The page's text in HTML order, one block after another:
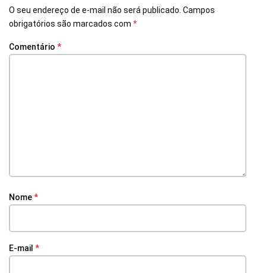
O seu endereço de e-mail não será publicado. Campos
obrigatórios são marcados com *
Comentário *
Nome*
E-mail *